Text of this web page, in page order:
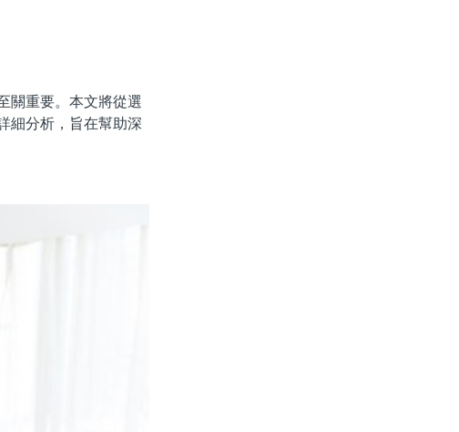
重要。本文將從選
細分析，旨在幫助深